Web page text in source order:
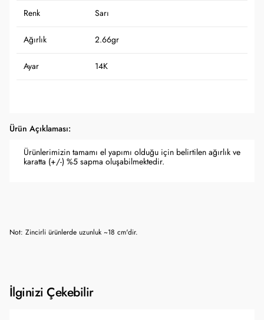
Renk Sarı
Ağırlık 2.66gr
Ayar 14K
Ürün Açıklaması:
Ürünlerimizin tamamı el yapımı olduğu için belirtilen ağırlık ve
karatta (+/-) %5 sapma oluşabilmektedir.
Not: Zincirli ürünlerde uzunluk ~18 cm'dir.
İlginizi Çekebilir